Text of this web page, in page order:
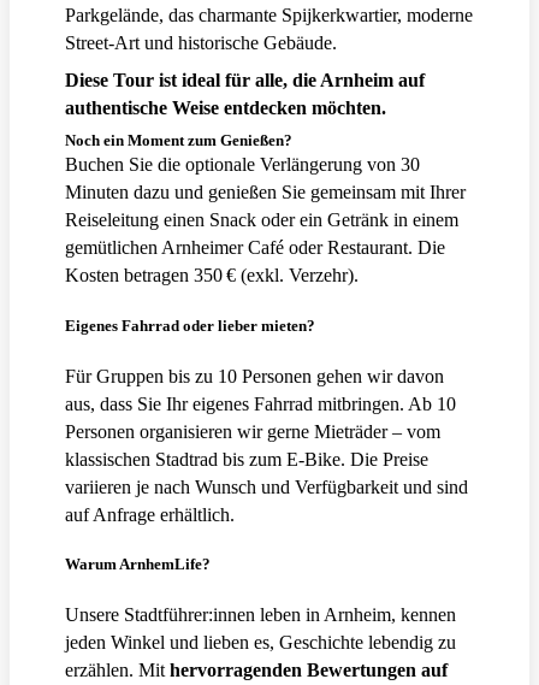
Parkgelände, das charmante Spijkerkwartier, moderne
Street-Art und historische Gebäude.
Diese Tour ist ideal für alle, die Arnheim auf
authentische Weise entdecken möchten.
Noch ein Moment zum Genießen?
Buchen Sie die optionale Verlängerung von 30
Minuten dazu und genießen Sie gemeinsam mit Ihrer
Reiseleitung einen Snack oder ein Getränk in einem
gemütlichen Arnheimer Café oder Restaurant. Die
Kosten betragen 350 € (exkl. Verzehr).
Eigenes Fahrrad oder lieber mieten?
Für Gruppen bis zu 10 Personen gehen wir davon
aus, dass Sie Ihr eigenes Fahrrad mitbringen. Ab 10
Personen organisieren wir gerne Mieträder – vom
klassischen Stadtrad bis zum E-Bike. Die Preise
variieren je nach Wunsch und Verfügbarkeit und sind
auf Anfrage erhältlich.
Warum ArnhemLife?
Unsere Stadtführer:innen leben in Arnheim, kennen
jeden Winkel und lieben es, Geschichte lebendig zu
erzählen. Mit hervorragenden Bewertungen auf